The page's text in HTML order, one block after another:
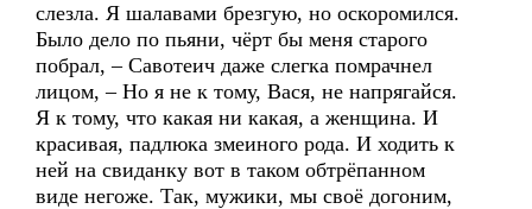
слезла. Я шалавами брезгую, но оскоромился.
Было дело по пьяни, чёрт бы меня старого
побрал, – Савотеич даже слегка помрачнел
лицом, – Но я не к тому, Вася, не напрягайся.
Я к тому, что какая ни какая, а женщина. И
красивая, падлюка змеиного рода. И ходить к
ней на свиданку вот в таком обтрёпанном
виде негоже. Так, мужики, мы своё догоним,